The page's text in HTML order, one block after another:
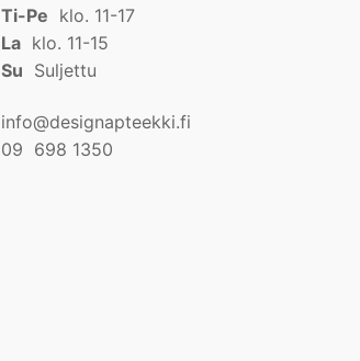
Ti-Pe klo. 11-17
La klo. 11-15
Su Suljettu
info@designapteekki.fi
09 698 1350